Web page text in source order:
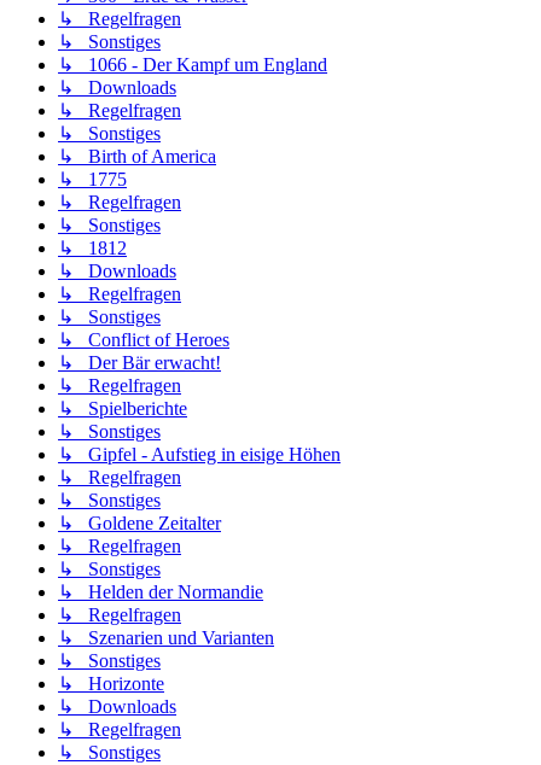
↳ Regelfragen
↳ Sonstiges
↳ 1066 - Der Kampf um England
↳ Downloads
↳ Regelfragen
↳ Sonstiges
↳ Birth of America
↳ 1775
↳ Regelfragen
↳ Sonstiges
↳ 1812
↳ Downloads
↳ Regelfragen
↳ Sonstiges
↳ Conflict of Heroes
↳ Der Bär erwacht!
↳ Regelfragen
↳ Spielberichte
↳ Sonstiges
↳ Gipfel - Aufstieg in eisige Höhen
↳ Regelfragen
↳ Sonstiges
↳ Goldene Zeitalter
↳ Regelfragen
↳ Sonstiges
↳ Helden der Normandie
↳ Regelfragen
↳ Szenarien und Varianten
↳ Sonstiges
↳ Horizonte
↳ Downloads
↳ Regelfragen
↳ Sonstiges